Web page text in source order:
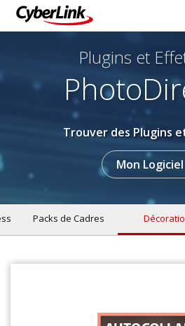
Plugins et
Trouver des Plugins
Mon Logiciel
Packs de Cadres